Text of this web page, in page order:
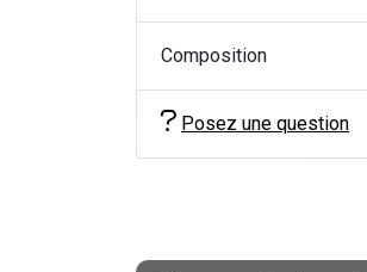
Composition
Posez une question